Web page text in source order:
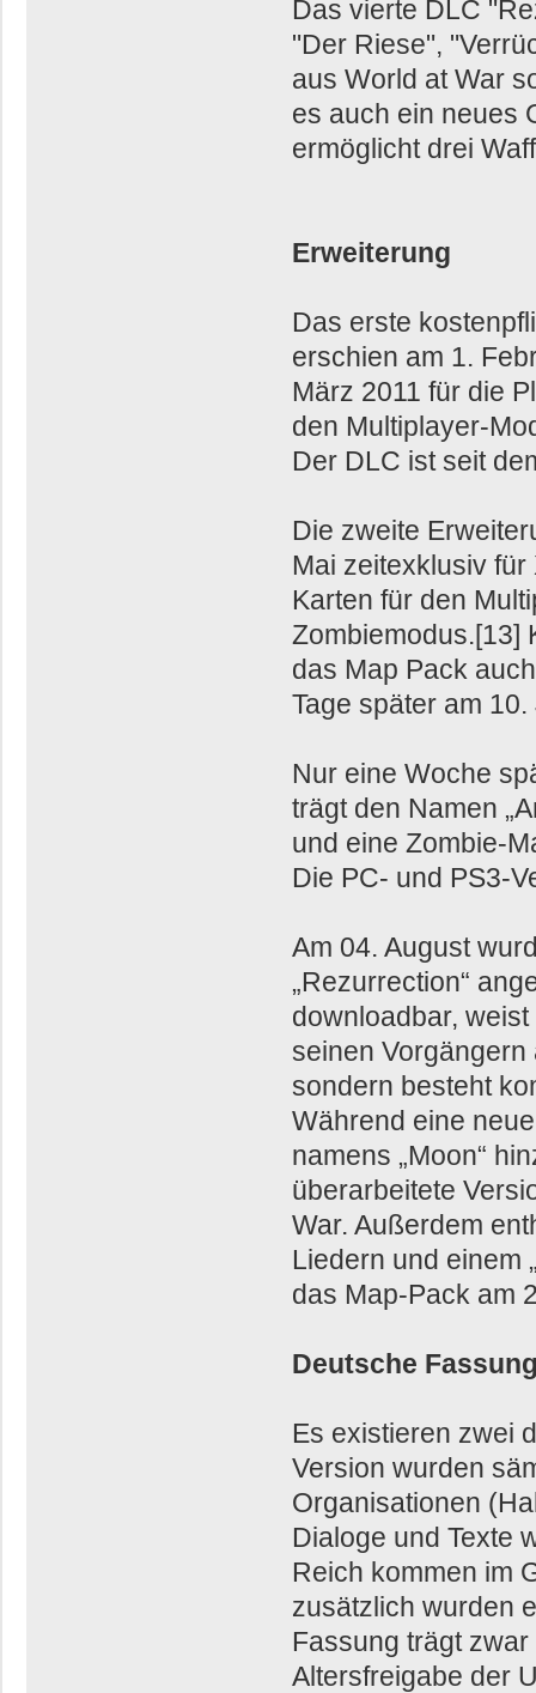
Das vierte DLC
"Der Riese",
aus World at War
es auch ein neues
ermöglicht drei
Erweiterung
Das erste
erschien am 1.
März 2011 für die
den Multiplayer-
Der DLC ist seit
Die zweite
Mai zeitexklusiv
Karten für den
Zombiemodus.[13]
das Map Pack
Tage später am 10.
Nur eine Woche
trägt den Namen
und eine Zombie-
Die PC- und PS3-
Am 04. August
„Rezurrection“
downloadbar,
seinen Vorgängern
sondern besteht
Während eine
namens „Moon“
überarbeitete
War. Außerdem
Liedern und einem
das Map-Pack am
Deutsche
Es existieren zwei
Version wurden
Organisationen
Dialoge und Texte
Reich kommen im
zusätzlich wurden
Fassung trägt
Altersfreigabe der